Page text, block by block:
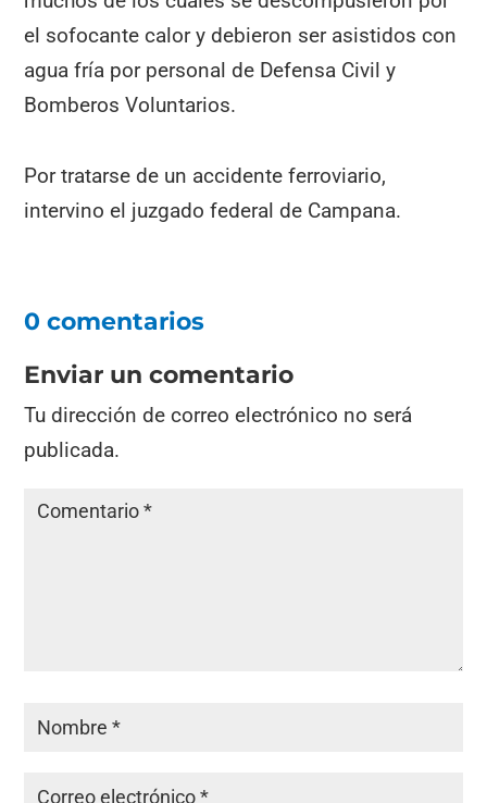
el sofocante calor y debieron ser asistidos con
agua fría por personal de Defensa Civil y
Bomberos Voluntarios.
Por tratarse de un accidente ferroviario,
intervino el juzgado federal de Campana.
0 comentarios
Enviar un comentario
Tu dirección de correo electrónico no será
publicada.